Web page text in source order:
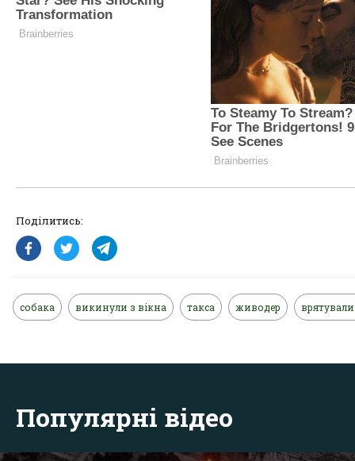
Поділитись:
собака викинули з вікна такса живодер
Популярні відео